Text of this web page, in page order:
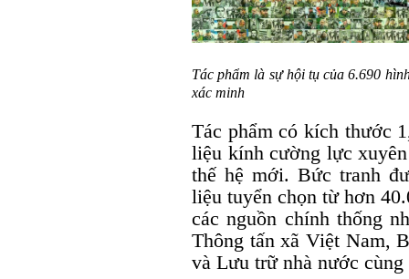
Tác phẩm là sự hội tụ của 6.690
xác minh
Tác phẩm có kích thước
liệu kính cường lực
thế hệ mới. Bức tranh
liệu tuyển chọn từ hơn
các nguồn chính thống
Thông tấn xã Việt Nam,
và Lưu trữ nhà nước